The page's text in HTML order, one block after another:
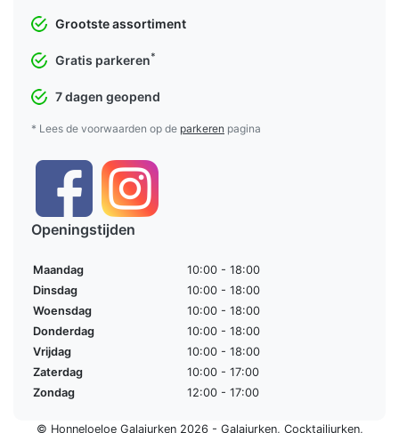
Grootste assortiment
Gratis parkeren*
7 dagen geopend
* Lees de voorwaarden op de parkeren pagina
Openingstijden
Maandag
10:00 - 18:00
Dinsdag
10:00 - 18:00
Woensdag
10:00 - 18:00
Donderdag
10:00 - 18:00
Vrijdag
10:00 - 18:00
Zaterdag
10:00 - 17:00
Zondag
12:00 - 17:00
© Honneloeloe Galajurken 2026 - Galajurken, Cocktailjurken,